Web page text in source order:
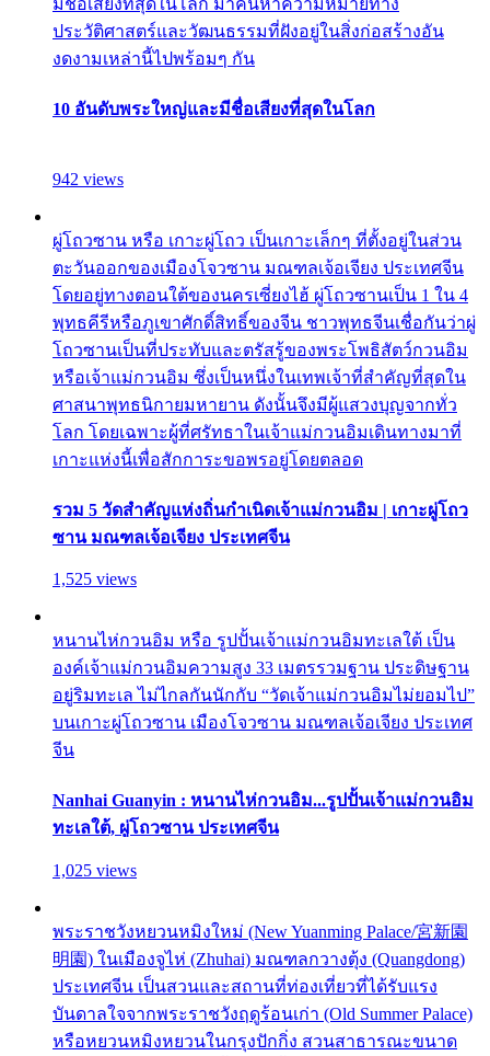
มีชื่อเสียงที่สุดในโลก มาค้นหาความหมายทาง
ประวัติศาสตร์และวัฒนธรรมที่ฝังอยู่ในสิ่งก่อสร้างอัน
งดงามเหล่านี้ไปพร้อมๆ กัน
10 อันดับพระใหญ่และมีชื่อเสียงที่สุดในโลก
942 views
ผู่โถวซาน หรือ เกาะผู่โถว เป็นเกาะเล็กๆ ที่ตั้งอยู่ในส่วน
ตะวันออกของเมืองโจวซาน มณฑลเจ้อเจียง ประเทศจีน
โดยอยู่ทางตอนใต้ของนครเซี่ยงไฮ้ ผู่โถวซานเป็น 1 ใน 4
พุทธคีรีหรือภูเขาศักดิ์สิทธิ์ของจีน ชาวพุทธจีนเชื่อกันว่าผู่
โถวซานเป็นที่ประทับและตรัสรู้ของพระโพธิสัตว์กวนอิม
หรือเจ้าแม่กวนอิม ซึ่งเป็นหนึ่งในเทพเจ้าที่สำคัญที่สุดใน
ศาสนาพุทธนิกายมหายาน ดังนั้นจึงมีผู้แสวงบุญจากทั่ว
โลก โดยเฉพาะผู้ที่ศรัทธาในเจ้าแม่กวนอิมเดินทางมาที่
เกาะแห่งนี้เพื่อสักการะขอพรอยู่โดยตลอด
รวม 5 วัดสำคัญแห่งถิ่นกำเนิดเจ้าแม่กวนอิม | เกาะผู่โถว
ซาน มณฑลเจ้อเจียง ประเทศจีน
1,525 views
หนานไห่กวนอิม หรือ รูปปั้นเจ้าแม่กวนอิมทะเลใต้ เป็น
องค์เจ้าแม่กวนอิมความสูง 33 เมตรรวมฐาน ประดิษฐาน
อยู่ริมทะเล ไม่ไกลกันนักกับ “วัดเจ้าแม่กวนอิมไม่ยอมไป”
บนเกาะผู่โถวซาน เมืองโจวซาน มณฑลเจ้อเจียง ประเทศ
จีน
Nanhai Guanyin : หนานไห่กวนอิม...รูปปั้นเจ้าแม่กวนอิม
ทะเลใต้, ผู่โถวซาน ประเทศจีน
1,025 views
พระราชวังหยวนหมิงใหม่ (New Yuanming Palace/宮新園
明園) ในเมืองจูไห่ (Zhuhai) มณฑลกวางตุ้ง (Quangdong)
ประเทศจีน เป็นสวนและสถานที่ท่องเที่ยวที่ได้รับแรง
บันดาลใจจากพระราชวังฤดูร้อนเก่า (Old Summer Palace)
หรือหยวนหมิงหยวนในกรุงปักกิ่ง สวนสาธารณะขนาด